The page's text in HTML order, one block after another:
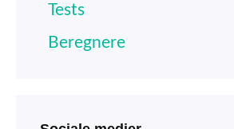
Tests
Beregnere